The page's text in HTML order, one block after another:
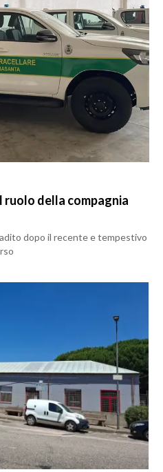
della compagnia
dopo il recente e tempestivo